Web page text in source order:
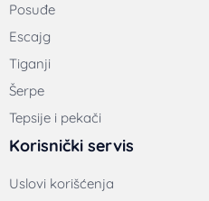
Posuđe
Escajg
Tiganji
Šerpe
Tepsije i pekači
Korisnički servis
Uslovi korišćenja